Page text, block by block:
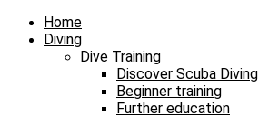
Home
Diving
Dive Training
Discover Scuba Diving
Beginner training
Further education